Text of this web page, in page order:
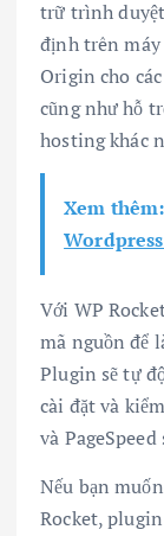
trữ trình
định trên máy
Origin cho
cũng như hỗ
hosting khác
Xem thêm:
Với WP
mã nguồn để
Plugin sẽ tự
cài đặt và
và
Nếu bạn
Rocket,